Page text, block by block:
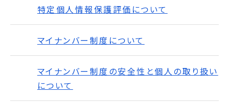
特定個人情報保護評価について
マイナンバー制度について
マイナンバー制度の安全性と個人の取り扱い
について